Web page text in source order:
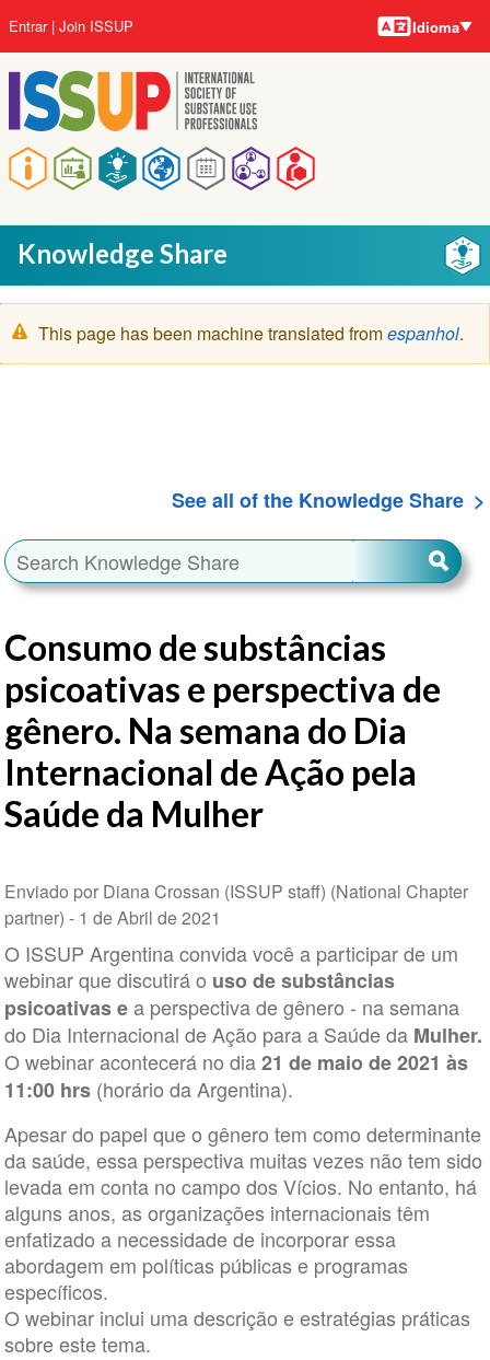
para
o
conteúdo
principal
Navegação
principal
Menu
da
conta
do
usuário
Entrar Join ISSUP Idiomas
Idioma
Knowledge Share
Mensagem
de
This page has been machine translated fromespanhol.
See all of the Knowledge Share
Consumo de substâncias
psicoativas e perspectiva de
gênero. Na semana do Dia
Internacional de Ação pela
Saúde da Mulher
Enviado por Diana Crossan (ISSUP staff) (National Chapter
partner) - 1 de Abril de 2021
O ISSUP Argentina convida você a participar de um
webinar que discutirá o uso de substâncias
psicoativas ea perspectiva de gênero - na semana
do Dia Internacional de Ação para a Saúde da Mulher.
O webinar acontecerá no dia21 de maio de 2021 às
11:00 hrs (horário da Argentina).
Apesar do papel que o gênero tem como determinante
da saúde, essa perspectiva muitas vezes não tem sido
levada em conta no campo dos Vícios. No entanto, há
alguns anos, as organizações internacionais têm
enfatizado a necessidade de incorporar essa
abordagem em políticas públicas e programas
específicos.
O webinar inclui uma descrição e estratégias práticas
sobre este tema.